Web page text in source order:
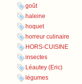
goût
haleine
hoquet
horreur culinaire
HORS-CUISINE
insectes
Léautey (Eric)
légumes